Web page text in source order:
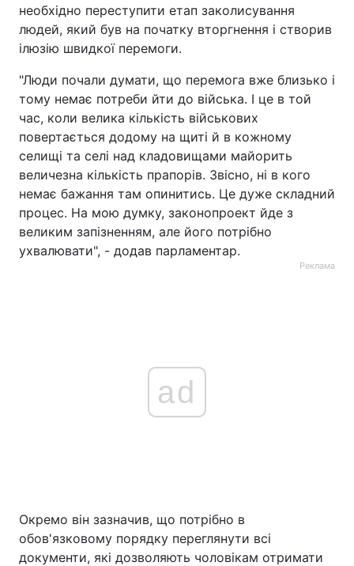
необхідно переступити етап заколисування
людей, який був на початку вторгнення і створив
ілюзію швидкої перемоги.
"Люди почали думати, що перемога вже близько і
тому немає потреби йти до війська. І це в той
час, коли велика кількість військових
повертається додому на щиті й в кожному
селищі та селі над кладовищами майорить
величезна кількість прапорів. Звісно, ні в кого
немає бажання там опинитись. Це дуже складний
процес. На мою думку, законопроект йде з
великим запізненням, але його потрібно
ухвалювати", - додав парламентар.
Реклама
ad
Окремо він зазначив, що потрібно в
обов'язковому порядку переглянути всі
документи, які дозволяють чоловікам отримати